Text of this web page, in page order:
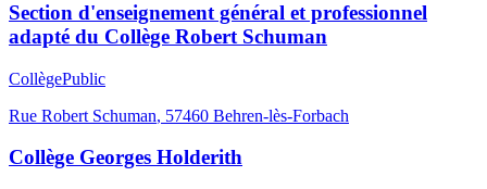
Section d'enseignement général et professionnel
adapté du Collège Robert Schuman
CollègePublic
Rue Robert Schuman, 57460 Behren-lès-Forbach
Collège Georges Holderith